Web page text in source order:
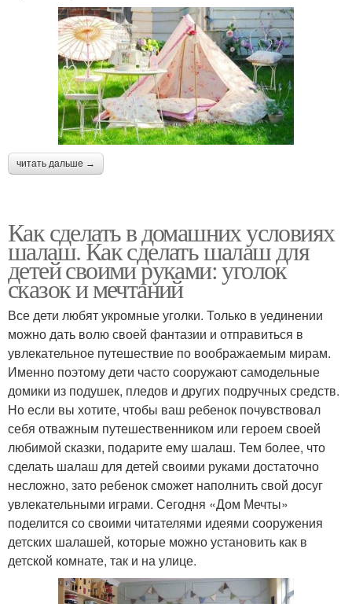
читать дальше →
Как сделать в домашних условиях
шалаш. Как сделать шалаш для
детей своими руками: уголок
сказок и мечтаний
Все дети любят укромные уголки. Только в уединении
можно дать волю своей фантазии и отправиться в
увлекательное путешествие по воображаемым мирам.
Именно поэтому дети часто сооружают самодельные
домики из подушек, пледов и других подручных средств.
Но если вы хотите, чтобы ваш ребенок почувствовал
себя отважным путешественником или героем своей
любимой сказки, подарите ему шалаш. Тем более, что
сделать шалаш для детей своими руками достаточно
несложно, зато ребенок сможет наполнить свой досуг
увлекательными играми. Сегодня «Дом Мечты»
поделится со своими читателями идеями сооружения
детских шалашей, которые можно установить как в
детской комнате, так и на улице.